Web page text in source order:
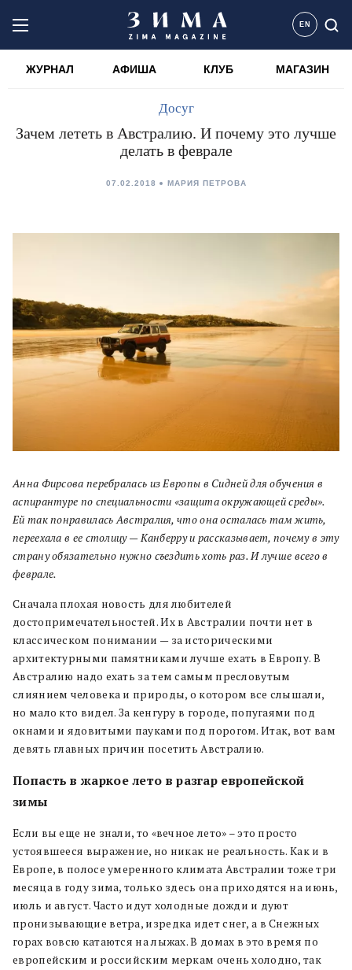
EN
ЖУРНАЛ АФИША КЛУБ МАГАЗИН
Досуг
Зачем лететь в Австралию. И почему это лучше
делать в феврале
07.02.2018 МАРИЯ ПЕТРОВА
Анна Фирсова перебралась из Европы в Сидней для обучения в
аспирантуре по специальности «защита окружающей среды».
Ей так понравилась Австралия, что она осталась там жить,
переехала в ее столицу — Канберру и рассказывает, почему в эту
страну обязательно нужно съездить хоть раз. И лучше всего в
феврале.
Сначала плохая новость для любителей
достопримечательностей. Их в Австралии почти нет в
классическом понимании — за историческими
архитектурными памятниками лучше ехать в Европу. В
Австралию надо ехать за тем самым пресловутым
слиянием человека и природы, о котором все слышали,
но мало кто видел. За кенгуру в городе, попугаями под
окнами и ядовитыми пауками под порогом. Итак, вот вам
девять главных причин посетить Австралию.
Попасть в жаркое лето в разгар европейской
зимы
Если вы еще не знали, то «вечное лето» – это просто
устоявшееся выражение, но никак не реальность. Как и в
Европе, в полосе умеренного климата Австралии тоже три
месяца в году зима, только здесь она приходятся на июнь,
июль и август. Часто идут холодные дожди и дуют
пронизывающие ветра, изредка идет снег, а в Снежных
горах вовсю катаются на лыжах. В домах в это время по
европейским и российским меркам очень холодно, так